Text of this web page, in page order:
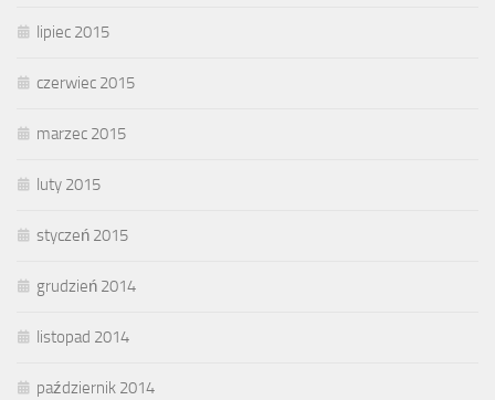
lipiec 2015
czerwiec 2015
marzec 2015
luty 2015
styczeń 2015
grudzień 2014
listopad 2014
październik 2014